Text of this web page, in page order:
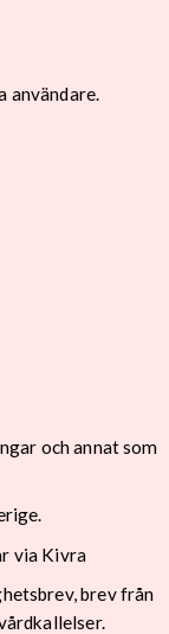
användare.
och annat som
via Kivra
brev från